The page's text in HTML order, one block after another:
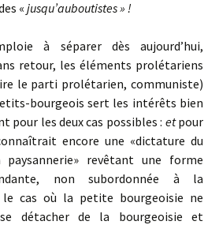
« jusqu’auboutistes » !
à séparer dès aujourd’hui,
retour, les éléments prolétariens
le parti prolétarien, communiste)
bourgeois sert les intérêts bien
pour les deux cas possibles : etpour
encore une «dictature du
revêtant une forme
non subordonnée à la
le cas où la petite bourgeoisie ne
détacher de la bourgeoisie et